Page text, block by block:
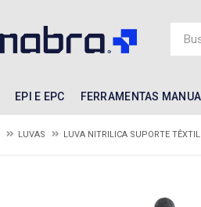
EPI E EPC FERRAMENTAS
LUVAS LUVA NITRILICA SUPORTE TÊXTIL